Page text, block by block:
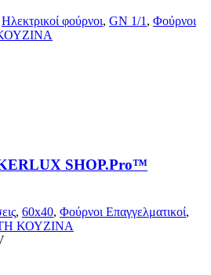
Ηλεκτρικοί φούρνοι, GN 1/1 , Φούρνοι
SHOP.Pro™
, 60x40, Φούρνοι Επαγγελματικοί,
ΚΟΥΖΙΝΑ